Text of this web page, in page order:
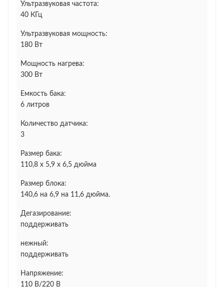
Ультразвуковая частота:
40 КГц
Ультразвуковая мощность:
180 Вт
Мощность нагрева:
300 Вт
Емкость бака:
6 литров
Количество датчика:
3
Размер бака:
110,8 х 5,9 х 6,5 дюйма
Размер блока:
140,6 на 6,9 на 11,6 дюйма.
Дегазирование:
поддерживать
нежный:
поддерживать
Напряжение:
110 В/220 В